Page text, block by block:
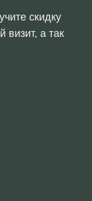
скидку
визит, а так